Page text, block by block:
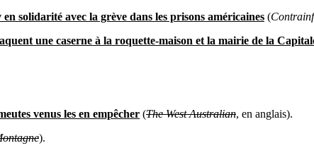
solidarité avec la grève dans les prisons américaines (
une caserne à la roquette-maison et la mairie de la
venus les en empêcher (The West Australian, en anglais).
).